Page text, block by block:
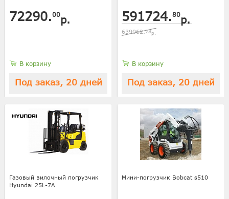
72290.00р.
В корзину
Под заказ, 20 дней
591724.80р.
639062.78р.
В корзину
Под заказ, 20 дней
Газовый вилочный погрузчик
Hyundai 25L-7A
Мини-погрузчик Bobcat s510